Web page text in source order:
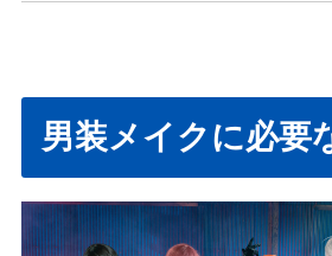
男装メイクに必要